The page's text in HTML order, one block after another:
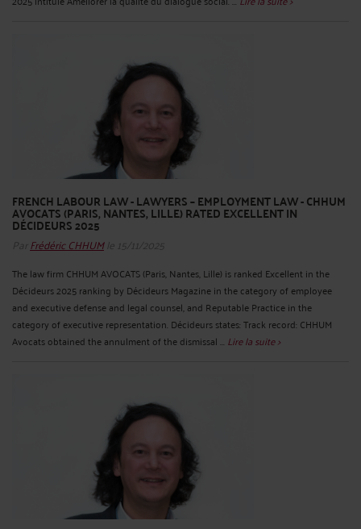
FRENCH LABOUR LAW - LAWYERS – EMPLOYMENT LAW - CHHUM
AVOCATS (PARIS, NANTES, LILLE) RATED EXCELLENT IN
DÉCIDEURS 2025
Par Frédéric CHHUMle 15/11/2025
The law firm CHHUM AVOCATS (Paris, Nantes, Lille) is ranked Excellent in the
Décideurs 2025 ranking by Décideurs Magazine in the category of employee
and executive defense and legal counsel, and Reputable Practice in the
category of executive representation. Décideurs states: Track record: CHHUM
Avocats obtained the annulment of the dismissal ... Lire la suite >